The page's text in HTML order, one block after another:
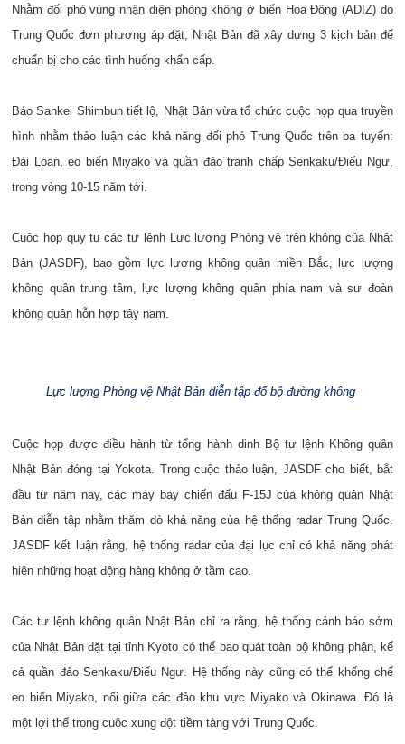
Nhằm đối phó vùng nhận diện phòng không ở biển Hoa Đông (ADIZ) do
Trung Quốc đơn phương áp đặt, Nhật Bản đã xây dựng 3 kịch bản để
chuẩn bị cho các tình huống khẩn cấp.
Báo Sankei Shimbun tiết lộ, Nhật Bản vừa tổ chức cuộc họp qua truyền
hình nhằm thảo luận các khả năng đối phó Trung Quốc trên ba tuyến:
Đài Loan, eo biển Miyako và quần đảo tranh chấp Senkaku/Điếu Ngư,
trong vòng 10-15 năm tới.
Cuộc họp quy tụ các tư lệnh Lực lượng Phòng vệ trên không của Nhật
Bản (JASDF), bao gồm lực lượng không quân miền Bắc, lực lượng
không quân trung tâm, lực lượng không quân phía nam và sư đoàn
không quân hỗn hợp tây nam.
Lực lượng Phòng vệ Nhật Bản diễn tập đổ bộ đường không
Cuộc họp được điều hành từ tổng hành dinh Bộ tư lệnh Không quân
Nhật Bản đóng tại Yokota. Trong cuộc thảo luận, JASDF cho biết, bắt
đầu từ năm nay, các máy bay chiến đấu F-15J của không quân Nhật
Bản diễn tập nhằm thăm dò khả năng của hệ thống radar Trung Quốc.
JASDF kết luận rằng, hệ thống radar của đại lục chỉ có khả năng phát
hiện những hoạt động hàng không ở tầm cao.
Các tư lệnh không quân Nhật Bản chỉ ra rằng, hệ thống cảnh báo sớm
của Nhật Bản đặt tại tỉnh Kyoto có thể bao quát toàn bộ không phận, kể
cả quần đảo Senkaku/Điếu Ngư. Hệ thống này cũng có thể khống chế
eo biển Miyako, nối giữa các đảo khu vực Miyako và Okinawa. Đó là
một lợi thế trong cuộc xung đột tiềm tàng với Trung Quốc.